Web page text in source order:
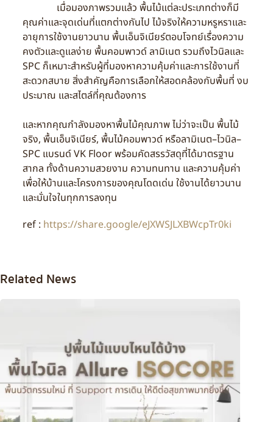
เมื่อมองภาพรวมแล้ว พื้นไม้แต่ละประเภทต่างก็มี
คุณค่าและจุดเด่นที่แตกต่างกันไป ไม้จริงให้ความหรูหราและ
อายุการใช้งานยาวนาน พื้นเอ็นจิเนียร์ตอบโจทย์เรื่องความ
คงตัวและดูแลง่าย พื้นคอมพาวด์ ลามิเนต รวมถึงไวนิลและ
SPC ก็เหมาะสำหรับผู้ที่มองหาความคุ้มค่าและการใช้งานที่
สะดวกสบาย สิ่งสำคัญคือการเลือกให้สอดคล้องกับพื้นที่ งบ
ประมาณ และสไตล์ที่คุณต้องการ
และหากคุณกำลังมองหาพื้นไม้คุณภาพ ไม่ว่าจะเป็น พื้นไม้
จริง, พื้นเอ็นจิเนียร์, พื้นไม้คอมพาวด์ หรือลามิเนต–ไวนิล–
SPC แบรนด์ VK Floor พร้อมคัดสรรวัสดุที่ได้มาตรฐาน
สากล ทั้งด้านความสวยงาม ความทนทาน และความคุ้มค่า
เพื่อให้บ้านและโครงการของคุณโดดเด่น ใช้งานได้ยาวนาน
และมั่นใจในทุกการลงทุน
ref : https://share.google/eJXWSJLXBWcpTr0ki
Related News